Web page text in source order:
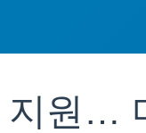
지원…